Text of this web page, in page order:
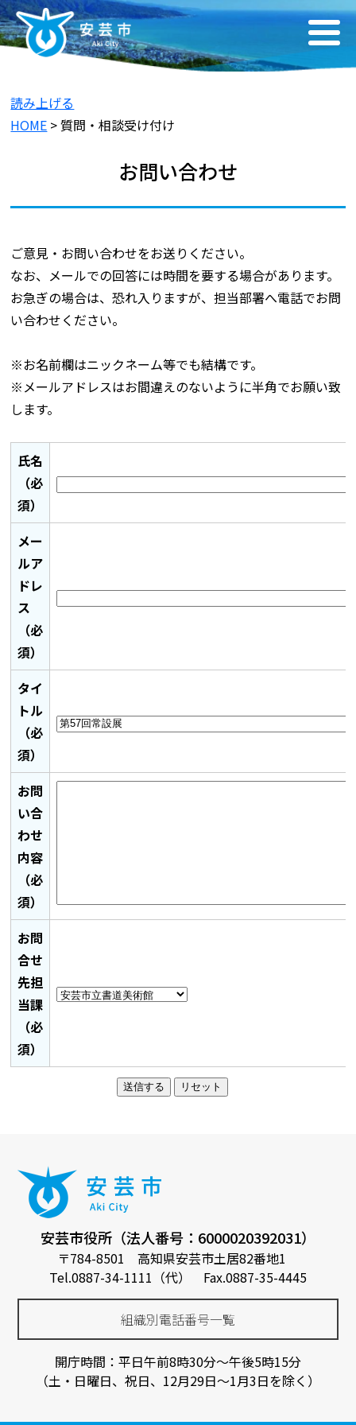
読み上げる
HOME > 質問・相談受け付け
お問い合わせ
ご意見・お問い合わせをお送りください。
なお、メールでの回答には時間を要する場合があります。
お急ぎの場合は、恐れ入りますが、担当部署へ電話でお問
い合わせください。
※お名前欄はニックネーム等でも結構です。
※メールアドレスはお間違えのないように半角でお願い致
します。
氏名
（必
須）
メー
ルア
ドレ
ス
（必
須）
タイ
トル
（必
須）
お問
い合
わせ
内容
（必
須）
お問
合せ
先担
当課
（必
須）
安芸市役所（法人番号：6000020392031）
〒784-8501 高知県安芸市土居82番地1
Tel.0887-34-1111（代） Fax.0887-35-4445
組織別電話番号一覧
開庁時間：平日午前8時30分～午後5時15分
（土・日曜日、祝日、12月29日～1月3日を除く）